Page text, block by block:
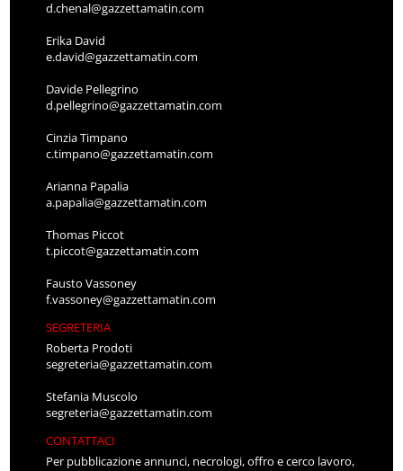
d.chenal@gazzettamatin.com
Erika David
e.david@gazzettamatin.com
Davide Pellegrino
d.pellegrino@gazzettamatin.com
Cinzia Timpano
c.timpano@gazzettamatin.com
Arianna Papalia
a.papalia@gazzettamatin.com
Thomas Piccot
t.piccot@gazzettamatin.com
Fausto Vassoney
f.vassoney@gazzettamatin.com
SEGRETERIA
Roberta Prodoti
segreteria@gazzettamatin.com
Stefania Muscolo
segreteria@gazzettamatin.com
CONTATTACI
Per pubblicazione annunci, necrologi, offro e cerco lavoro,